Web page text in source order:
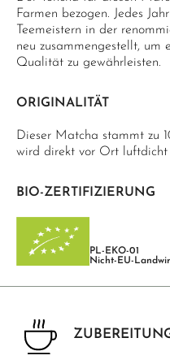
Farmen bezogen. Jedes
Teemeistern in der
neu zusammengestellt, um
Qualität zu gewährleisten.
ORIGINALITÄT
Dieser Matcha stammt zu
wird direkt vor Ort luftdicht
BIO-ZERTIFIZIERUNG
PL-EKO-01
Nicht-EU-